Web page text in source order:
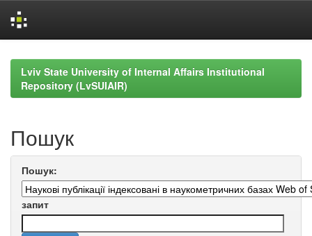
navigationLviv State University of Internal Affairs Institutional
Repository (LvSUIAIR)
Пошук
Пошук:
запит